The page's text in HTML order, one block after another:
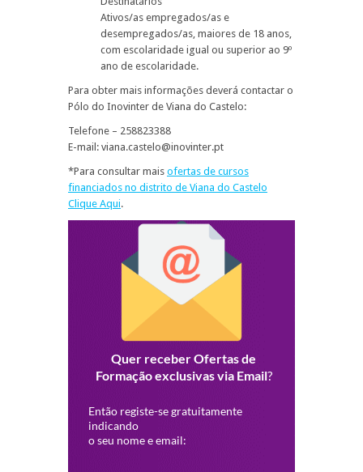
Ativos/as empregados/as e
desempregados/as, maiores de 18 anos,
com escolaridade igual ou superior ao 9º
ano de escolaridade.
Para obter mais informações deverá contactar o
Pólo do Inovinter de Viana do Castelo:
Telefone – 258823388
E-mail: viana.castelo@inovinter.pt
*Para consultar mais ofertas de cursos
financiados no distrito de Viana do Castelo
Clique Aqui.